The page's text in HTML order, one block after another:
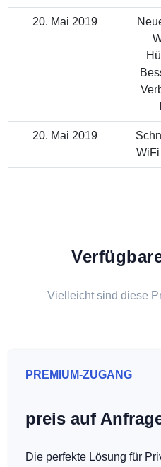
20. Mai 2019
20. Mai 2019
Vielleicht sind diese
PREMIUM-ZUGANG
preis auf
Die perfekte Lösung für